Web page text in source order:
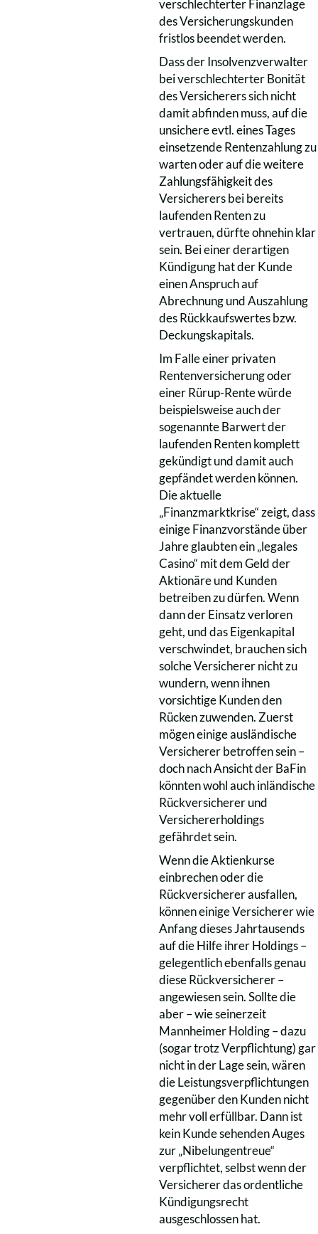
verschlechterter Finanzlage
des Versicherungskunden
fristlos beendet werden.
Dass der Insolvenzverwalter
bei verschlechterter Bonität
des Versicherers sich nicht
damit abfinden muss, auf die
unsichere evtl. eines Tages
einsetzende Rentenzahlung zu
warten oder auf die weitere
Zahlungsfähigkeit des
Versicherers bei bereits
laufenden Renten zu
vertrauen, dürfte ohnehin klar
sein. Bei einer derartigen
Kündigung hat der Kunde
einen Anspruch auf
Abrechnung und Auszahlung
des Rückkaufswertes bzw.
Deckungskapitals.
Im Falle einer privaten
Rentenversicherung oder
einer Rürup-Rente würde
beispielsweise auch der
sogenannte Barwert der
laufenden Renten komplett
gekündigt und damit auch
gepfändet werden können.
Die aktuelle
„Finanzmarktkrise“ zeigt, dass
einige Finanzvorstände über
Jahre glaubten ein „legales
Casino“ mit dem Geld der
Aktionäre und Kunden
betreiben zu dürfen. Wenn
dann der Einsatz verloren
geht, und das Eigenkapital
verschwindet, brauchen sich
solche Versicherer nicht zu
wundern, wenn ihnen
vorsichtige Kunden den
Rücken zuwenden. Zuerst
mögen einige ausländische
Versicherer betroffen sein –
doch nach Ansicht der BaFin
könnten wohl auch inländische
Rückversicherer und
Versichererholdings
gefährdet sein.
Wenn die Aktienkurse
einbrechen oder die
Rückversicherer ausfallen,
können einige Versicherer wie
Anfang dieses Jahrtausends
auf die Hilfe ihrer Holdings –
gelegentlich ebenfalls genau
diese Rückversicherer –
angewiesen sein. Sollte die
aber – wie seinerzeit
Mannheimer Holding – dazu
(sogar trotz Verpflichtung) gar
nicht in der Lage sein, wären
die Leistungsverpflichtungen
gegenüber den Kunden nicht
mehr voll erfüllbar. Dann ist
kein Kunde sehenden Auges
zur „Nibelungentreue“
verpflichtet, selbst wenn der
Versicherer das ordentliche
Kündigungsrecht
ausgeschlossen hat.